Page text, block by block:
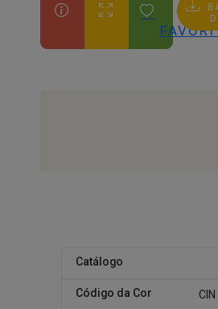
Catálogo
Código da Cor